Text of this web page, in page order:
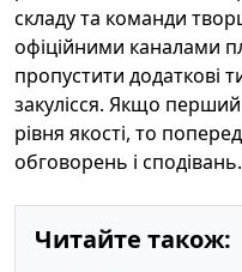
складу та команди
офіційними каналами
пропустити додаткові
закулісся. Якщо
рівня якості, то
обговорень і сподівань.
Читайте також: